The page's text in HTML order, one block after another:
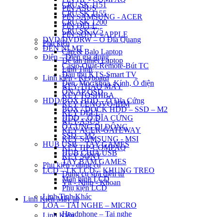
CPU SK 1151
CPU SK 1155
CPU SK 1200
CPU SK 775
DVD/DVDRW – Ổ Đĩa Quang
ĐÈN NLMT
Điện – Điện gia dụng
Casio-Quạt-Remote-Bút TC
Đầu thu KTS-Smart TV
Đèn, Móc khóa, Kính, Ổ điện
ỔN ÁP QSD
HDD/BOX HDD – Ổ Đĩa Cứng
BOX / DOCK HDD – SSD – M2
HDD – Ổ ĐĨA CỨNG
Ổ CỨNG DI ĐỘNG
SSD – M2
HUB USB – TAY GAMES
HUB CHIA USB
TAY BẤM GAMES
LCD – LK LCD – KHUNG TREO
Màn hình LCD
Phụ kiện LCD
Linh Tinh Khác
LOA – TAI NGHE – MICRO
Headphone – Tai nghe
PIN ASUS
PIN SAMSUNG - ACER
PIN DELL
PIN SONY - APPLE
Phụ kiện
Cặp & Balo Laptop
Đế tản nhiệt Laptop
Linh Tinh
Linh kiện - Keyboard
KEY THÁO MÁY
KEY TOSHIBA
KEY LENOVO-IBM
KEY DELL
KEY ASUS
KEY ACER-GATEWAY
KEY SAMSUNG - MSI
KEY HP-COMPAQ
KEY SONY
Phụ kiện - dụng cụ
Dụng cụ sửa điện tử
Vít - Nhíp - Khoan
Linh Kiện Máy In